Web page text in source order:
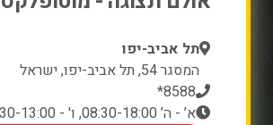
תל אביב-יפו
המסגר 54, תל אביב-יפו, ישראל
8588*
א’ - ה’ 08:30-18:00, ו' - 08:30-13:00